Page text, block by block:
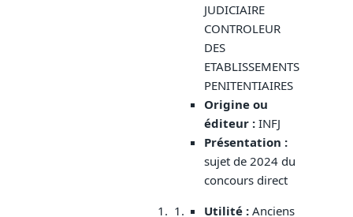
JUDICIAIRE
CONTROLEUR
DES
ETABLISSEMENTS
PENITENTIAIRES
Origine ou
éditeur :INFJ
Présentation :
sujet de 2024 du
concours direct
Utilité : Anciens